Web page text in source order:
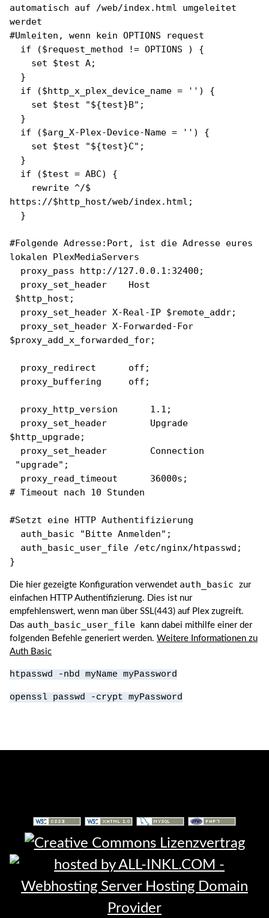
automatisch auf /web/index.html umgeleitet
werdet
#Umleiten, wenn kein OPTIONS request
if ($request_method != OPTIONS ) {
set $test A;
}
if ($http_x_plex_device_name = '') {
set $test "${test}B";
}
if ($arg_X-Plex-Device-Name = '') {
set $test "${test}C";
}
if ($test = ABC) {
rewrite ^/$
https://$http_host/web/index.html;
}
#Folgende Adresse:Port, ist die Adresse eures
lokalen PlexMediaServers
proxy_pass http://127.0.0.1:32400;
proxy_set_header Host
$http_host;
proxy_set_header X-Real-IP $remote_addr;
proxy_set_header X-Forwarded-For
$proxy_add_x_forwarded_for;
proxy_redirect off;
proxy_buffering off;
proxy_http_version 1.1;
proxy_set_header Upgrade
$http_upgrade;
proxy_set_header Connection
"upgrade";
proxy_read_timeout 36000s;
# Timeout nach 10 Stunden
#Setzt eine HTTP Authentifizierung
auth_basic "Bitte Anmelden";
auth_basic_user_file /etc/nginx/htpasswd;
}
Die hier gezeigte Konfiguration verwendet auth_basic zur
einfachen HTTP Authentifizierung. Dies ist nur
empfehlenswert, wenn man über SSL(443) auf Plex zugreift.
Das auth_basic_user_file
kann dabei mithilfe einer der
folgenden Befehle generiert werden. Weitere Informationen zu
Auth Basic
htpasswd -nbd myName myPassword
openssl passwd -crypt myPassword